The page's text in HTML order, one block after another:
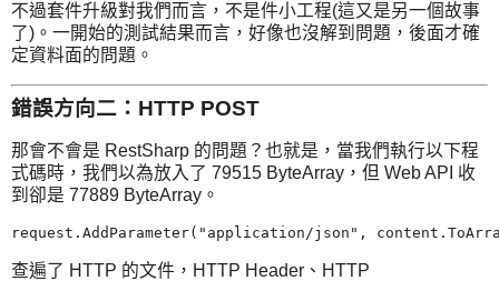
不過套件升級對我們而言，不是件小工程(這又是另一個故事
了)。一開始的測試結果而言，好像也沒解到問題，後面才確
定資料面的問題。
錯誤方向二：HTTP POST
那會不會是 RestSharp 的問題？也就是，當我們執行以下程
式碼時，我們以為放入了 79515 ByteArray，但 Web API 收
到卻是 77889 ByteArray。
查遍了 HTTP 的文件，HTTP Header、HTTP